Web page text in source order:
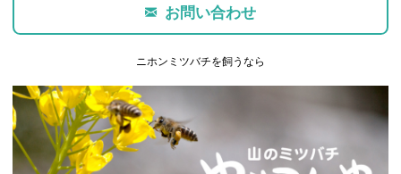
お問い合わせ
ニホンミツバチを飼うなら